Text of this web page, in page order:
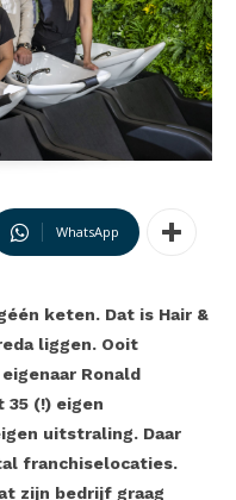
WhatsApp
keten. Dat is Hair &
liggen. Ooit
Ronald
35 (!) eigen
uitstraling. Daar
franchiselocaties.
zijn bedrijf graag